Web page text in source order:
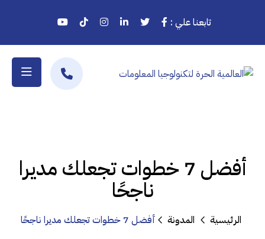
تابعنا علي :
أفضل 7 خطوات تجعلك مديرا
ناجحًا
الرئيسية المدونة أفضل 7 خطوات تجعلك مديرا ناجحًا